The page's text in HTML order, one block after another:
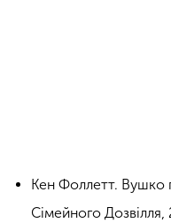
Кен Фоллетт. Вушко
Сімейного Дозвілля,